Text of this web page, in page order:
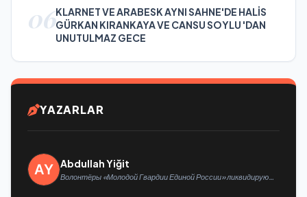
06KLARNET VE ARABESK AYNI SAHNE'DE HALİS
GÜRKAN KIRANKAYA VE CANSU SOYLU 'DAN
UNUTULMAZ GECE
YAZARLAR
Abdullah Yiğit
Волонтёры «Молодой Гвардии Единой России» ликвидируют